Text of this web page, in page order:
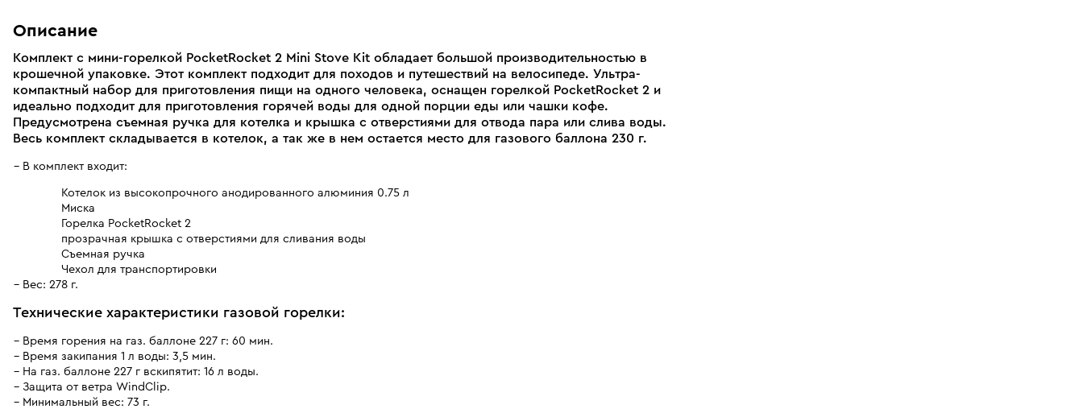
Описание
Комплект c мини-горелкой PocketRocket 2 Mini Stove Kit обладает большой производительностью в
крошечной упаковке. Этот комплект подходит для походов и путешествий на велосипеде. Ультра-
компактный набор для приготовления пищи на одного человека, оснащен горелкой PocketRocket 2 и
идеально подходит для приготовления горячей воды для одной порции еды или чашки кофе.
Предусмотрена съемная ручка для котелка и крышка с отверстиями для отвода пара или слива воды.
Весь комплект складывается в котелок, а так же в нем остается место для газового баллона 230 г.
В комплект входит:
Котелок из высокопрочного анодированного алюминия 0.75 л
Миска
Горелка PocketRocket 2
прозрачная крышка с отверстиями для сливания воды
Съемная ручка
Чехол для транспортировки
Вес: 278 г.
Технические характеристики газовой горелки:
Время горения на газ. баллоне 227 г: 60 мин.
Время закипания 1 л воды: 3,5 мин.
На газ. баллоне 227 г вскипятит: 16 л воды.
Защита от ветра WindClip.
Минимальный вес: 73 г.